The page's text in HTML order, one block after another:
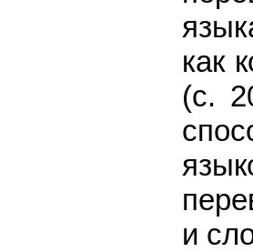
как
(с.
и